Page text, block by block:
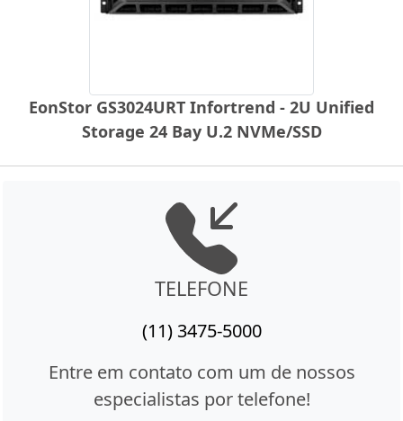
EonStor GS3024URT Infortrend - 2U Unified
Storage 24 Bay U.2 NVMe/SSD
TELEFONE
(11) 3475-5000
Entre em contato com um de nossos
especialistas por telefone!